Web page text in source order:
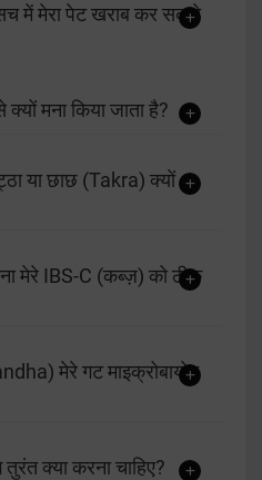
में मेरा पेट खराब कर सकते
मना किया जाता है?
या छाछ (Takra) क्यों
मेरे IBS-C (कब्ज़) को ठीक
मेरे गट माइक्रोबायोम
क्या करना चाहिए?